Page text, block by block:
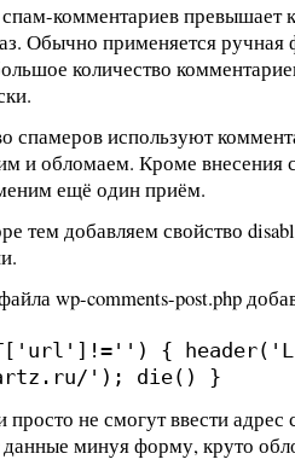
комментариев превышает
Обычно применяется
количество
спамеров используют
и обломаем. Кроме внесения
ещё один приём.
тем добавляем свойство
wp-comments-post.php
{
'); die() }
просто не смогут ввести адрес
данные минуя форму, круто